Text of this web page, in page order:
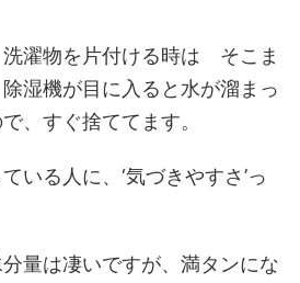
洗濯物を片付ける時は そこま
湿機が目に入ると水が溜まっ
、すぐ捨ててます。
いる人に、‘気づきやすさ’っ
量は凄いですが、満タンにな